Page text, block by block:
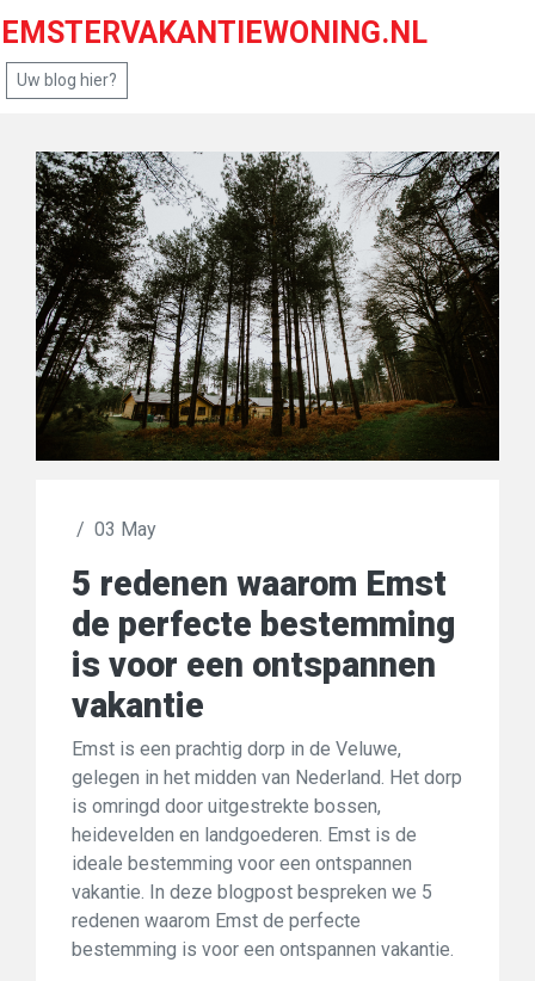
EMSTERVAKANTIEWONING.NL
Uw blog hier?
/ 03 May
5 redenen waarom Emst
de perfecte bestemming
is voor een ontspannen
vakantie
Emst is een prachtig dorp in de Veluwe,
gelegen in het midden van Nederland. Het dorp
is omringd door uitgestrekte bossen,
heidevelden en landgoederen. Emst is de
ideale bestemming voor een ontspannen
vakantie. In deze blogpost bespreken we 5
redenen waarom Emst de perfecte
bestemming is voor een ontspannen vakantie.